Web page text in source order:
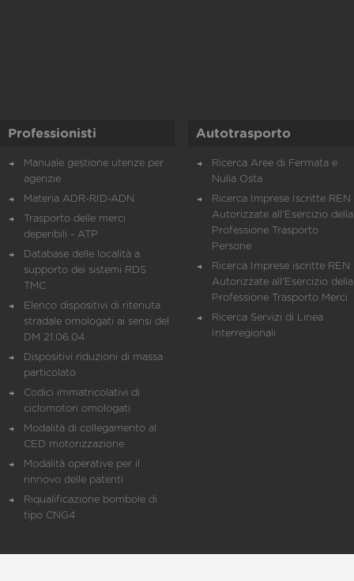
Professionisti
Manuale gestione utenze per
agenzie
Materia ADR-RID-ADN
Trasporto delle merci
deperibili - ATP
Database delle località a
supporto dei sistemi RDS
TMC
Elenco dispositivi di ritenuta
stradale omologati ai sensi del
DM 21.06.04
Dispositivi riduzioni di massa
particolato
Codici immatricolativi di
ciclomotori omologati
Modalità di collegamento al
CED motorizzazione
Modalità operative per il
rinnovo delle patenti
Riqualificazione bombole di
tipo CNG4
Autotrasporto
Ricerca Aree di Fermata e
Nulla Osta
Ricerca Imprese Iscritte REN
Autorizzate all'Esercizio della
Professione Trasporto
Persone
Ricerca Imprese iscritte REN
Autorizzate all'Esercizio della
Professione Trasporto Merci
Ricerca Servizi di Linea
Interregionali